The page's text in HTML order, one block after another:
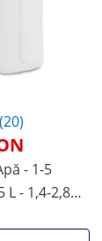
(20)
- 1-5
L - 1,4-2,8